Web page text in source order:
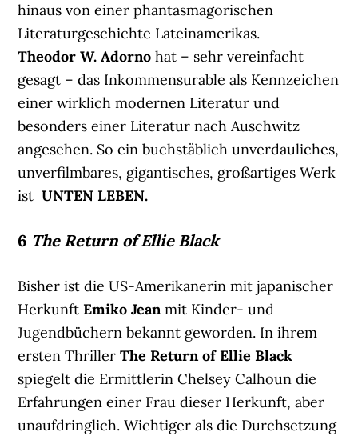
hinaus von einer phantasmagorischen
Literaturgeschichte Lateinamerikas.
Theodor W. Adornohat – sehr vereinfacht
gesagt – das Inkommensurable als Kennzeichen
einer wirklich modernen Literatur und
besonders einer Literatur nach Auschwitz
angesehen. So ein buchstäblich unverdauliches,
unverfilmbares, gigantisches, großartiges Werk
istUNTEN LEBEN.
6 The Return of Ellie Black
Bisher ist die US-Amerikanerin mit japanischer
HerkunftEmiko Jeanmit Kinder- und
Jugendbüchern bekannt geworden. In ihrem
ersten ThrillerThe Return of Ellie Black
spiegelt die Ermittlerin Chelsey Calhoun die
Erfahrungen einer Frau dieser Herkunft, aber
unaufdringlich. Wichtiger als die Durchsetzung